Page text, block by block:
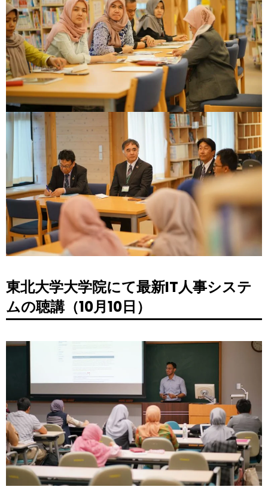
東北大学大学院にて最新IT人事システ
ムの聴講（10月10日）